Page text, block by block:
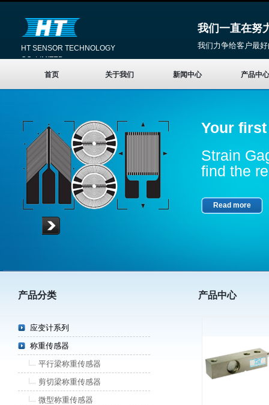
HT SENSOR TECHNOLOGY
CO.,LIMITED
我们一直在努
我们力争给客户最
首页 关于我们 新闻中心 产品中
Your
Strain
find the
Read more
产品中心
产品分类
应变计系列
称重传感器
平行梁称重传感器
剪切梁称重传感器
微型称重传感器